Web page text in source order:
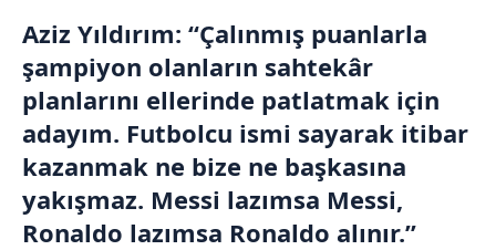
Aziz Yıldırım: “Çalınmış puanlarla
şampiyon olanların sahtekâr
planlarını ellerinde patlatmak için
adayım. Futbolcu ismi sayarak itibar
kazanmak ne bize ne başkasına
yakışmaz. Messi lazımsa Messi,
Ronaldo lazımsa Ronaldo alınır.”